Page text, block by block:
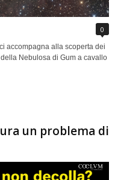
0
accompagna alla scoperta dei
Nebulosa di Gum a cavallo
un problema di